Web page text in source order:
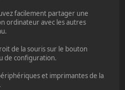
facilement partager une
ordinateur avec les autres
de la souris sur le bouton
de configuration.
et imprimantes de la